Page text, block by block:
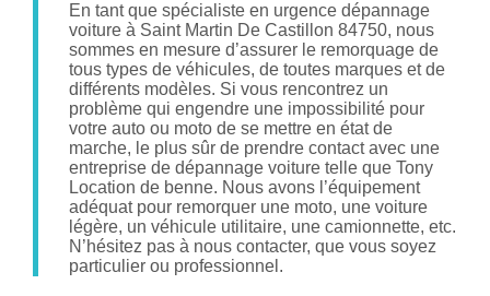
En tant que spécialiste en urgence dépannage
voiture à Saint Martin De Castillon 84750, nous
sommes en mesure d’assurer le remorquage de
tous types de véhicules, de toutes marques et de
différents modèles. Si vous rencontrez un
problème qui engendre une impossibilité pour
votre auto ou moto de se mettre en état de
marche, le plus sûr de prendre contact avec une
entreprise de dépannage voiture telle que Tony
Location de benne. Nous avons l’équipement
adéquat pour remorquer une moto, une voiture
légère, un véhicule utilitaire, une camionnette, etc.
N’hésitez pas à nous contacter, que vous soyez
particulier ou professionnel.